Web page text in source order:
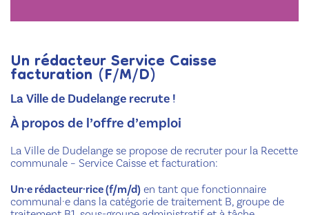
Un rédacteur Service Caisse
facturation (F/M/D)
La Ville de Dudelange recrute !
À propos de l’offre d’emploi
La Ville de Dudelange se propose de recruter pour la Recette
communale – Service Caisse et facturation:
Un·e rédacteur·rice (f/m/d) en tant que fonctionnaire
communal·e dans la catégorie de traitement B, groupe de